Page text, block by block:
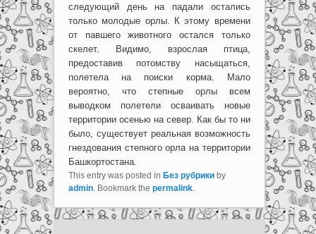
следующий день на падали остались
только молодые орлы. К этому времени
от павшего животного остался только
скелет. Видимо, взрослая птица,
предоставив потомству насыщаться,
полетела на поиски корма. Мало
вероятно, что степные орлы всем
выводком полетели осваивать новые
территории осенью на север. Как бы то ни
было, существует реальная возможность
гнездования степного орла на территории
Башкортостана.
This entry was posted in Без рубрикиby
admin. Bookmark the permalink.